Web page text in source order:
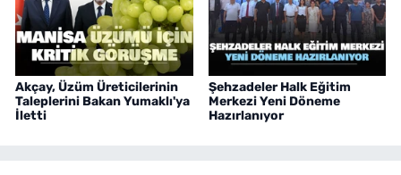
Akçay, Üzüm Üreticilerinin
Taleplerini Bakan Yumaklı'ya
İletti
Şehzadeler Halk Eğitim
Merkezi Yeni Döneme
Hazırlanıyor